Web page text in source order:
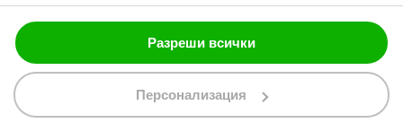
Разреши всички
Персонализация
088 200 7002
shop@bobimx.com